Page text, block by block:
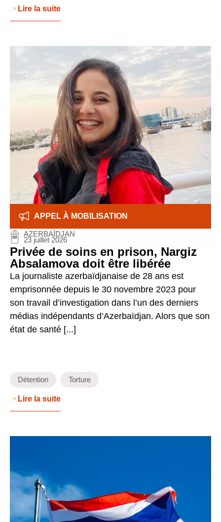
Lire la suite
APPEL À MOBILISATION
AZERBAÏDJAN
23 juillet 2026
Privée de soins en prison, Nargiz
Absalamova doit être libérée
La journaliste azerbaïdjanaise de 28 ans est
emprisonnée depuis le 30 novembre 2023 pour
son travail d’investigation dans l’un des derniers
médias indépendants d’Azerbaïdjan. Alors que son
état de santé [...]
Détention Torture
Lire la suite